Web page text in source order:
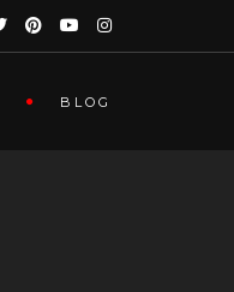
BLOG